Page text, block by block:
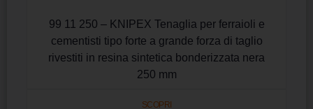
99 11 250 – KNIPEX Tenaglia per ferraioli e
cementisti tipo forte a grande forza di taglio
rivestiti in resina sintetica bonderizzata nera
250 mm
SCOPRI